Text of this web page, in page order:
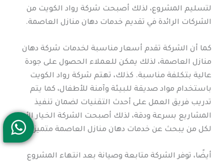
لتسليم المشروع، لذلك أصبحت شركة رواد الكويت من
الشركات الرائدة في تقديم خدمات دهان منازل العاصمة.
كما أن الشركة تقدم أسعار مناسبة لخدمات شركة دهان
منازل العاصمة، لذلك يمكن للعملاء الحصول على جودة
عالية بتكلفة مناسبة. كذلك، تهتم شركة رواد الكويت
باستخدام مواد صديقة للبيئة وآمنة للأطفال، كما يتم
تدريب فريق العمل على أحدث التقنيات لضمان تنفيذ
المشاريع بسرعة ودقة، لذلك أصبحت الشركة الخيار الأول
لكل من يبحث عن خدمات دهان منازل العاصمة متميزة.
أيضًا، توفر الشركة متابعة وصيانة بعد انتهاء المشروع